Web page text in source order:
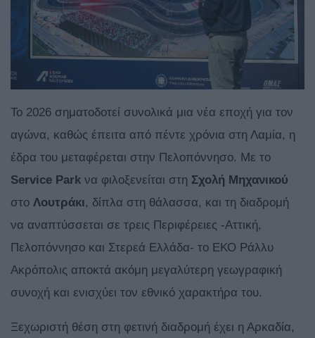
Το 2026 σηματοδοτεί συνολικά μια νέα εποχή για τον
αγώνα, καθώς έπειτα από πέντε χρόνια στη Λαμία, η
έδρα του μεταφέρεται στην Πελοπόννησο. Με το
Service Park να φιλοξενείται στη Σχολή Μηχανικού
στο Λουτράκι, δίπλα στη θάλασσα, και τη διαδρομή
να αναπτύσσεται σε τρεις Περιφέρειες -Αττική,
Πελοπόννησο και Στερεά Ελλάδα- το ΕΚΟ Ράλλυ
Ακρόπολις αποκτά ακόμη μεγαλύτερη γεωγραφική
συνοχή και ενισχύει τον εθνικό χαρακτήρα του.
Ξεχωριστή θέση στη φετινή διαδρομή έχει η Αρκαδία,